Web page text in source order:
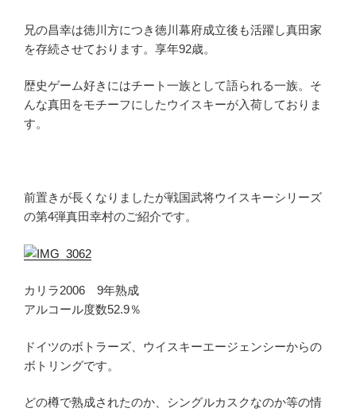
兄の昌幸は徳川方につき徳川幕府成立後も活躍し真田家
を存続させております。享年92歳。
歴史ゲーム好きにはチート一族として語られる一族。そ
んな真田をモチーフにしたウイスキーが入荷しておりま
す。
前置きが長くなりましたが戦国武将ウイスキーシリーズ
の第4弾真田幸村のご紹介です。
カリラ2006 9年熟成
アルコール度数52.9％
ドイツのボトラーズ、ウイスキーエージェンシーからの
ボトリングです。
どの樽で熟成されたのか、シングルカスクなのか等の情